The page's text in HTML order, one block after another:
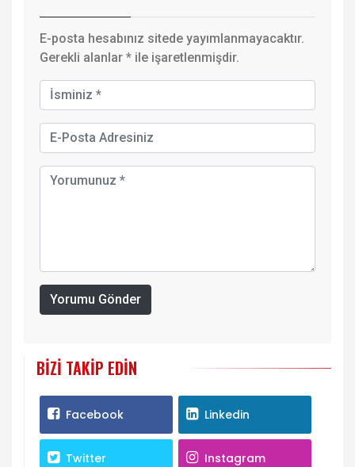
E-posta hesabınız sitede yayımlanmayacaktır.
Gerekli alanlar * ile işaretlenmişdir.
Yorumu Gönder
BIZI TAKIP EDIN
Facebook Linkedin
Twitter Instagram